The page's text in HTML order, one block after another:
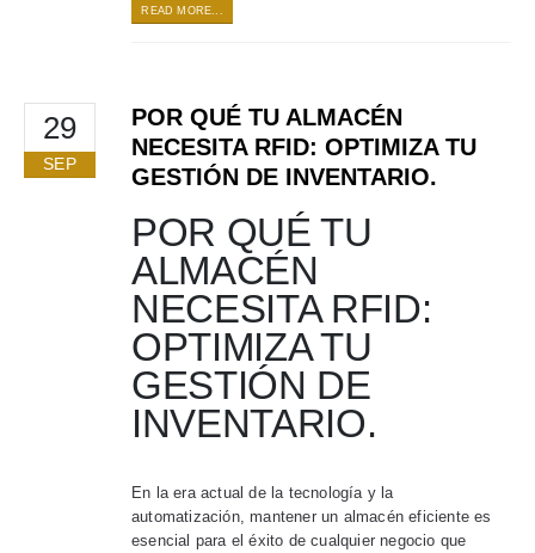
READ MORE...
29
SEP
POR QUÉ TU ALMACÉN
NECESITA RFID: OPTIMIZA TU
GESTIÓN DE INVENTARIO.​
POR QUÉ TU
ALMACÉN
NECESITA RFID:
OPTIMIZA TU
GESTIÓN DE
INVENTARIO.
En la era actual de la tecnología y la
automatización, mantener un almacén eficiente es
esencial para el éxito de cualquier negocio que